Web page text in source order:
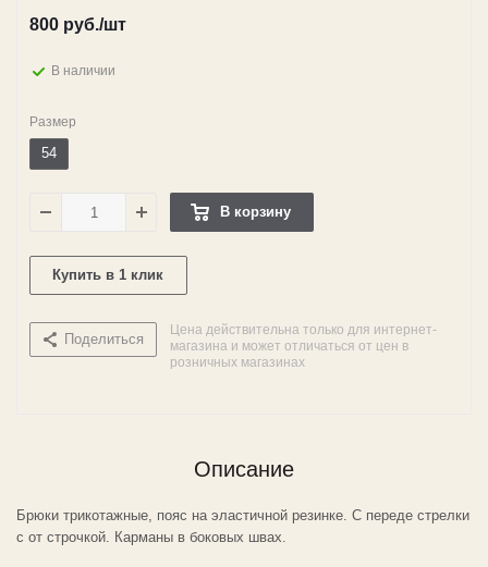
800 руб./шт
В наличии
Размер
54
В корзину
Купить в 1 клик
Поделиться
Цена действительна только для интернет-
магазина и может отличаться от цен в
розничных магазинах
Описание
Брюки трикотажные, пояс на эластичной резинке. С переде стрелки
с от строчкой. Карманы в боковых швах.